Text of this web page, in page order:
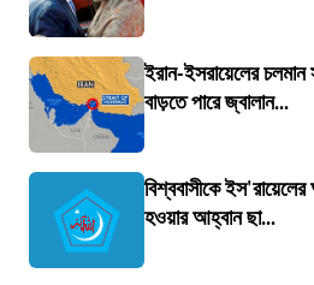
ইরান-ইসরায়েলের চলমান
বাড়তে পারে জ্বালান...
বিশ্ববাসীকে
হওয়ার আহ্বান ছা...